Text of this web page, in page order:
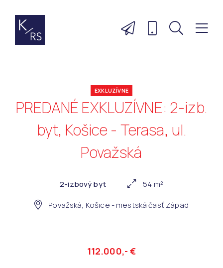
EXKLUZÍVNE
PREDANÉ EXKLUZÍVNE: 2-izb.
byt, Košice - Terasa, ul.
Považská
2-izbový byt
54 m²
Považská, Košice - mestská časť Západ
112.000,- €